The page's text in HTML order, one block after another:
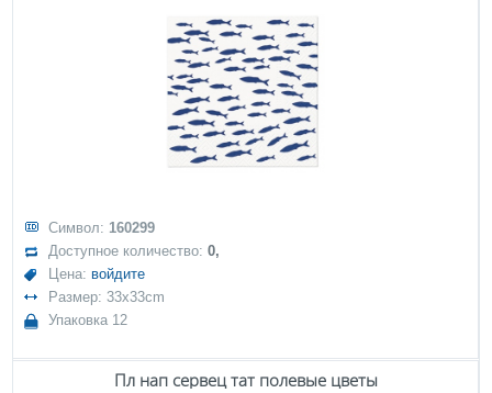
Символ: 160299
Доступное количество:0,
Цена: войдите
Размер: 33x33cm
Упаковка 12
Пл нап сервец тат полевые цветы